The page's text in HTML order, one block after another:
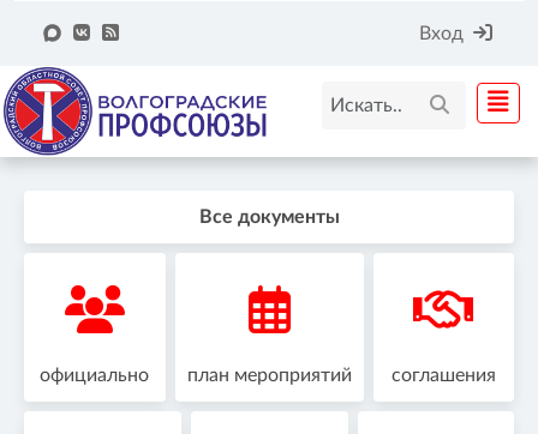
Вход
Все документы
официально план мероприятий соглашения